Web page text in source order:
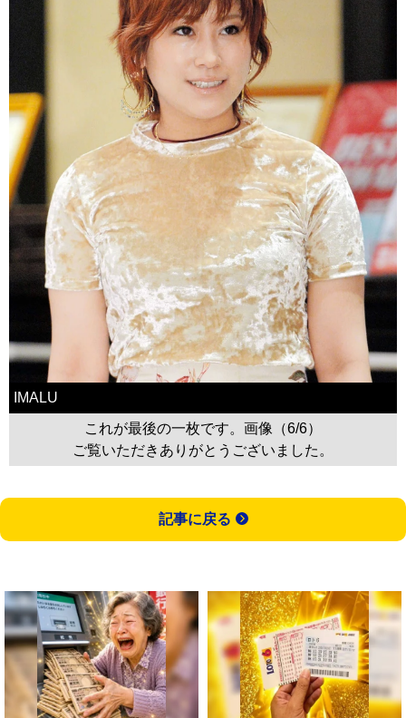
IMALU
これが最後の一枚です。画像（6/6）
ご覧いただきありがとうございました。
記事に戻る